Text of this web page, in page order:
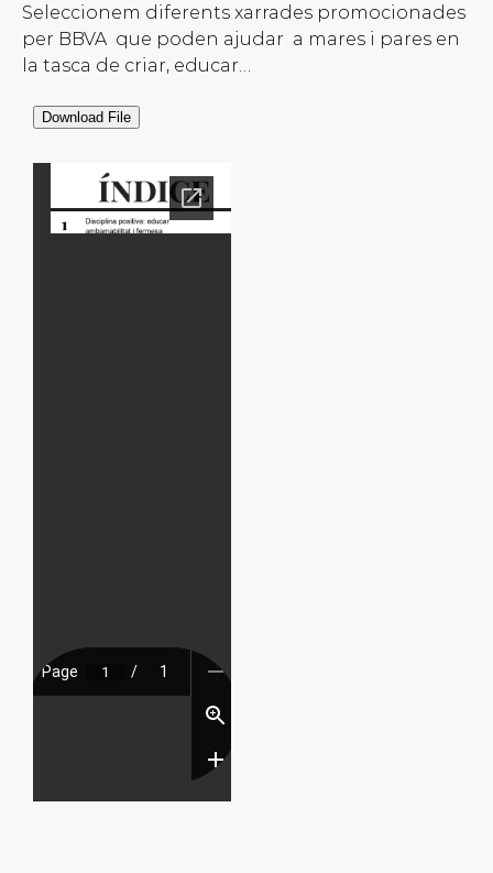
Seleccionem diferents xarrades promocionades
per BBVA que poden ajudar a mares i pares en
la tasca de criar, educar…
Download File